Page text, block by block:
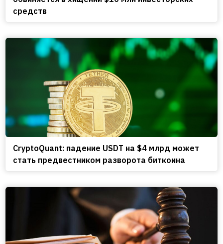
средств
CryptoQuant: падение USDT на $4 млрд может
стать предвестником разворота биткоина